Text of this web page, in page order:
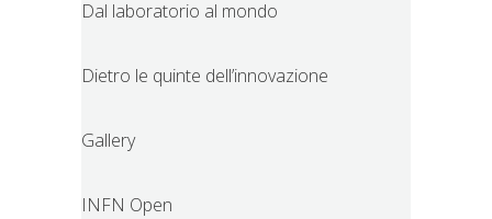
Dal laboratorio al mondo
Dietro le quinte dell’innovazione
Gallery
INFN Open